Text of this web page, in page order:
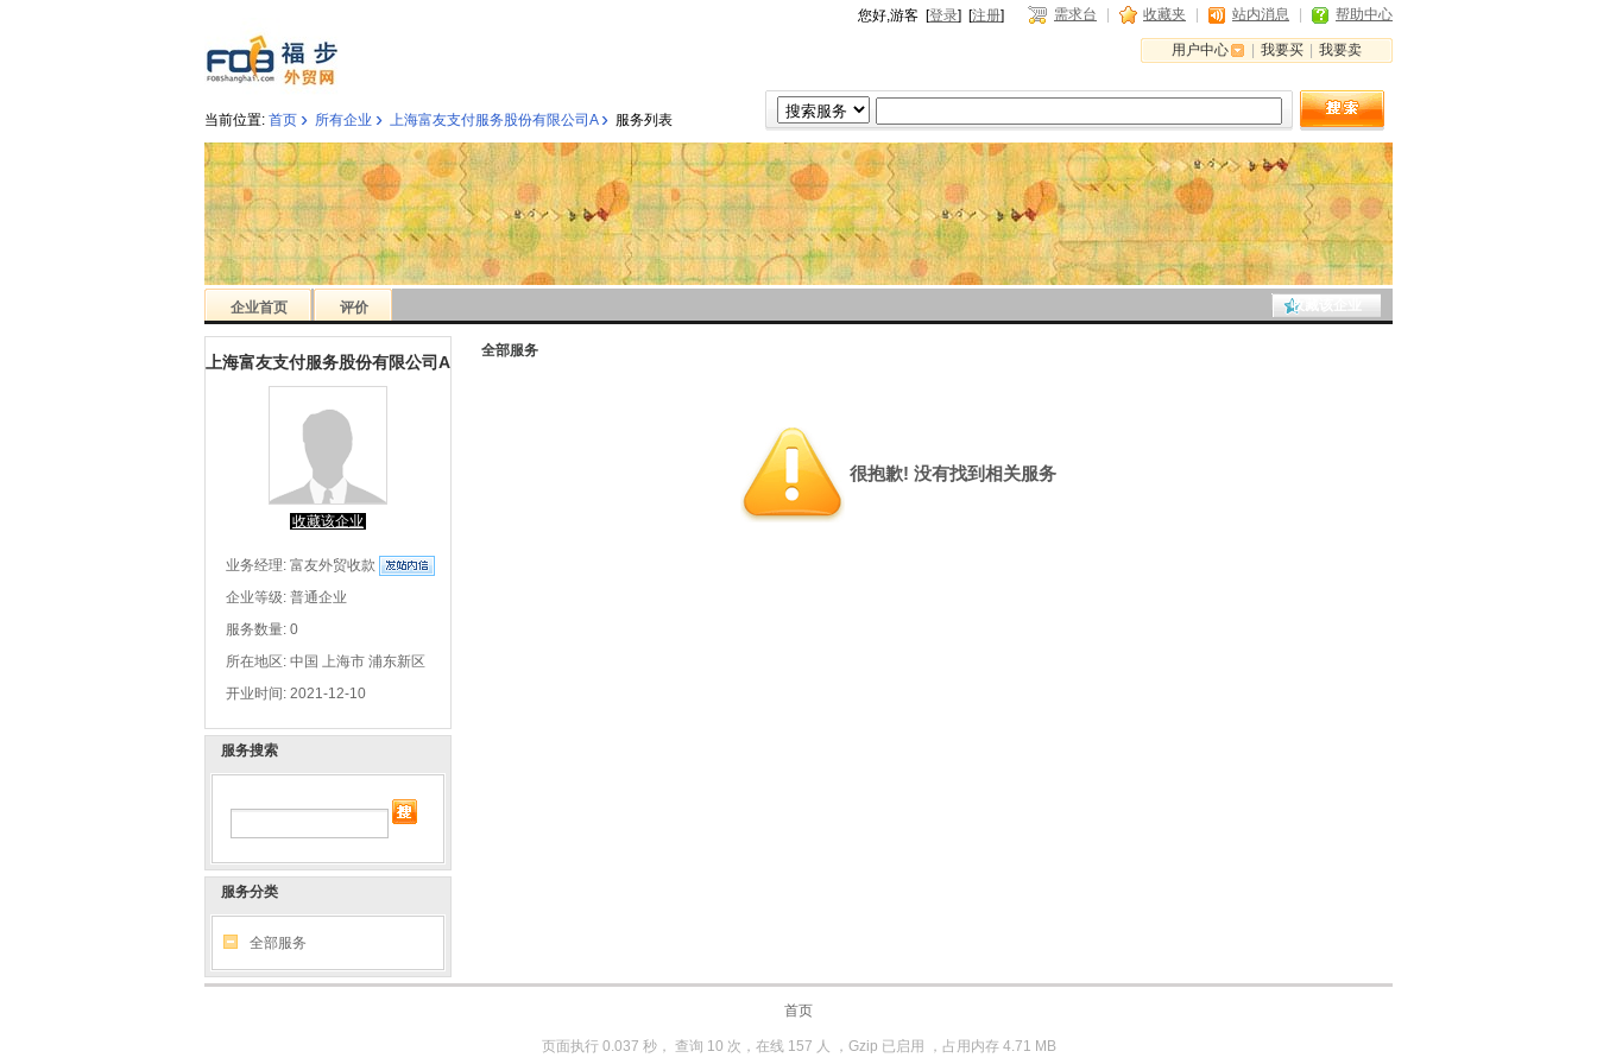
您好,游客 [登录] [注册] 需求台 收藏夹 站内消息 帮助中心
用户中心 我要买 我要卖
当前位置: 首页 › 所有企业 › 上海富友支付服务股份有限公司A › 服务列表
企业首页 评价 收藏该企业
上海富友支付服务股份有限公司A
收藏该企业
业务经理: 富友外贸收款
企业等级: 普通企业
服务数量: 0
所在地区: 中国 上海市 浦东新区
开业时间: 2021-12-10
服务搜索
服务分类
全部服务
全部服务
很抱歉! 没有找到相关服务
首页
页面执行 0.037 秒， 查询 10 次，在线 157 人 ，Gzip 已启用 ，占用内存 4.71 MB